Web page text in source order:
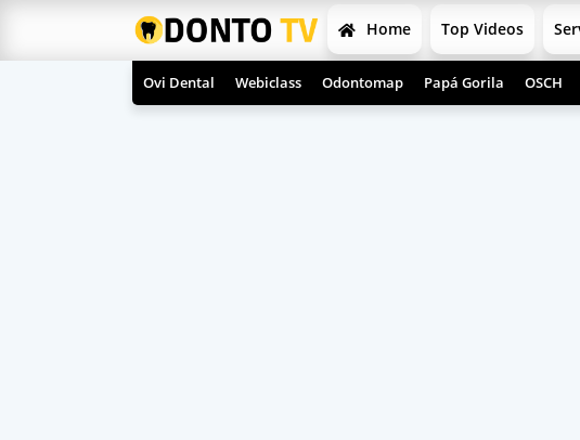
Home Top Videos
Ovi Dental Webiclass Odontomap Papá Gorila OSCH